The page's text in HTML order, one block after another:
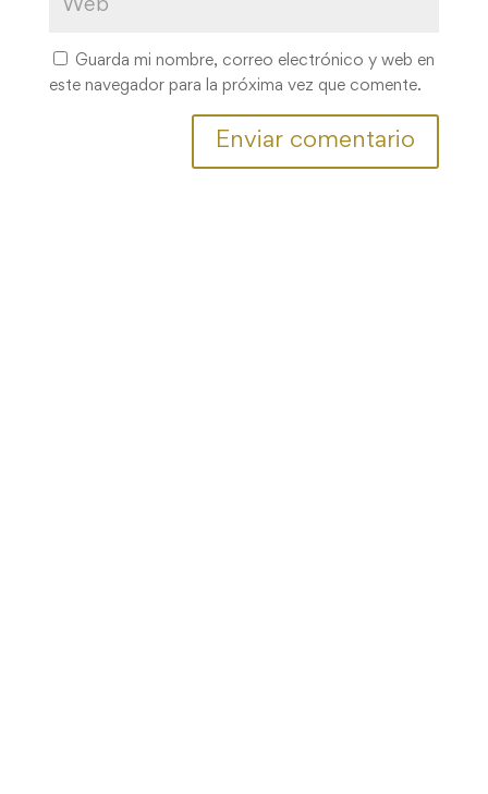
Guarda mi nombre, correo electrónico y web en
este navegador para la próxima vez que comente.